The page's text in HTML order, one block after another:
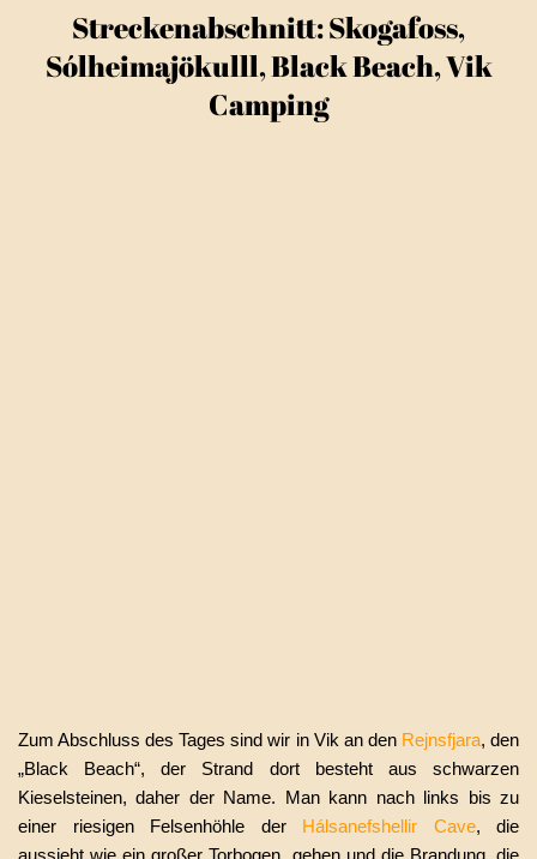
Streckenabschnitt: Skogafoss,
Sólheimajökulll, Black Beach, Vik
Camping
Zum Abschluss des Tages sind wir in Vik an den Rejnsfjara, den
„Black Beach“, der Strand dort besteht aus schwarzen
Kieselsteinen, daher der Name. Man kann nach links bis zu
einer riesigen Felsenhöhle der Hálsanefshellir Cave, die
aussieht wie ein großer Torbogen, gehen und die Brandung, die